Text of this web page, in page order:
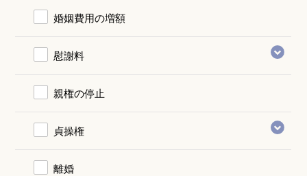
婚姻費用の増額
慰謝料
親権の停止
貞操権
離婚